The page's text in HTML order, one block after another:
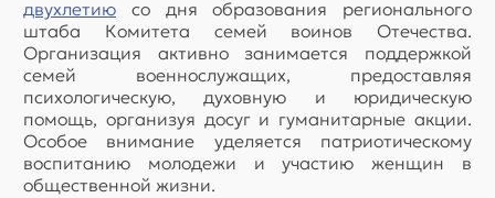
двухлетию со дня образования регионального
штаба Комитета семей воинов Отечества.
Организация активно занимается поддержкой
семей военнослужащих, предоставляя
психологическую, духовную и юридическую
помощь, организуя досуг и гуманитарные акции.
Особое внимание уделяется патриотическому
воспитанию молодежи и участию женщин в
общественной жизни.